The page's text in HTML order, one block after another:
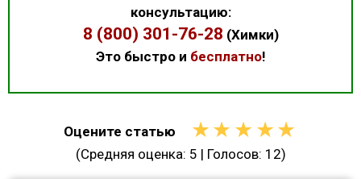
консультацию:
8 (800) 301-76-28 (Химки)
Это быстро и бесплатно!
Оцените статью ★★ ★ ★★
(Средняя оценка: 5 | Голосов: 12)